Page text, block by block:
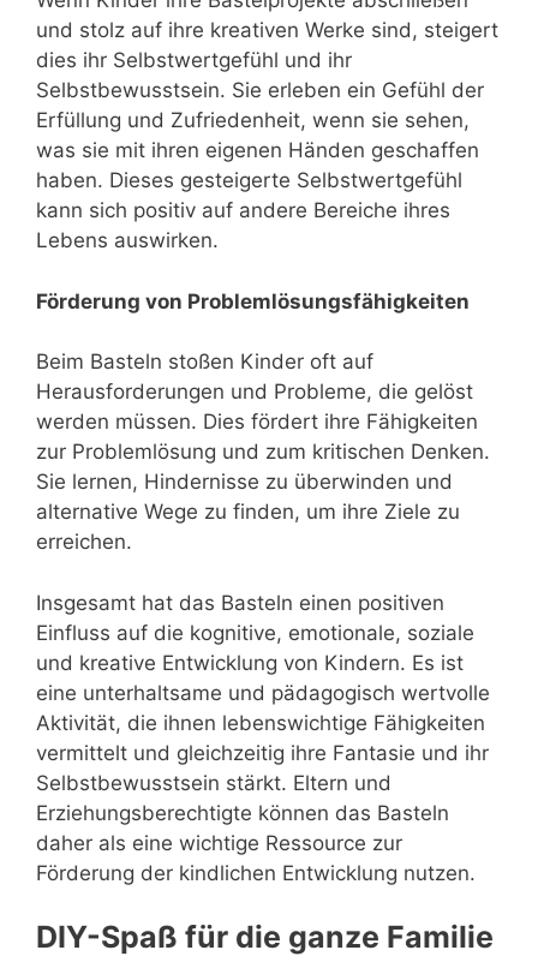
und stolz auf ihre kreativen Werke sind, steigert
dies ihr Selbstwertgefühl und ihr
Selbstbewusstsein. Sie erleben ein Gefühl der
Erfüllung und Zufriedenheit, wenn sie sehen,
was sie mit ihren eigenen Händen geschaffen
haben. Dieses gesteigerte Selbstwertgefühl
kann sich positiv auf andere Bereiche ihres
Lebens auswirken.
Förderung von Problemlösungsfähigkeiten
Beim Basteln stoßen Kinder oft auf
Herausforderungen und Probleme, die gelöst
werden müssen. Dies fördert ihre Fähigkeiten
zur Problemlösung und zum kritischen Denken.
Sie lernen, Hindernisse zu überwinden und
alternative Wege zu finden, um ihre Ziele zu
erreichen.
Insgesamt hat das Basteln einen positiven
Einfluss auf die kognitive, emotionale, soziale
und kreative Entwicklung von Kindern. Es ist
eine unterhaltsame und pädagogisch wertvolle
Aktivität, die ihnen lebenswichtige Fähigkeiten
vermittelt und gleichzeitig ihre Fantasie und ihr
Selbstbewusstsein stärkt. Eltern und
Erziehungsberechtigte können das Basteln
daher als eine wichtige Ressource zur
Förderung der kindlichen Entwicklung nutzen.
DIY-Spaß für die ganze Familie